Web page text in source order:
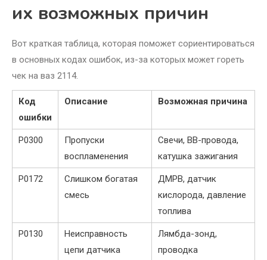
их возможных причин
Вот краткая таблица, которая поможет сориентироваться
в основных кодах ошибок, из-за которых может гореть
чек на ваз 2114.
Код
ошибки
Описание Возможная причина
P0300
Пропуски
воспламенения
Свечи, ВВ-провода,
катушка зажигания
P0172
Слишком богатая
смесь
ДМРВ, датчик
кислорода, давление
топлива
P0130
Неисправность
цепи датчика
Лямбда-зонд,
проводка